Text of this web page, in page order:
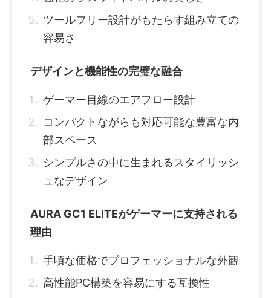
ツールフリー設計がもたらす組み立ての
容易さ
デザインと機能性の完璧な融合
ゲーマー目線のエアフロー設計
コンパクトながらも対応可能な豊富な内
部スペース
シンプルさの中に生まれるスタイリッシ
ュなデザイン
AURA GC1 ELITEがゲーマーに支持される
理由
手頃な価格でプロフェッショナルな外観
高性能PC構築を容易にする互換性